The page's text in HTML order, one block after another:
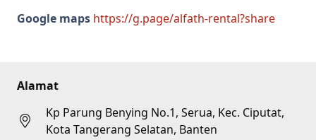
Google maps https://g.page/alfath-rental?share
Alamat
Kp Parung Benying No.1, Serua, Kec. Ciputat,
Kota Tangerang Selatan, Banten